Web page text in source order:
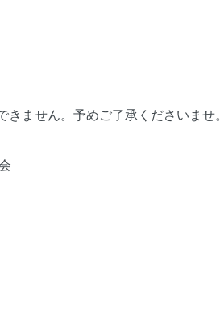
ません。予めご了承くださいませ。